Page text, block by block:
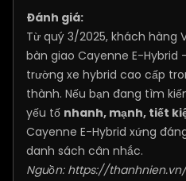
Đánh giá:
Từ quý 3/2025, khách hàng
bàn giao Cayenne E-
trường xe hybrid cao cấp
thành. Nếu bạn đang tìm
yếu tố nhanh, mạnh, tiết
Cayenne E-Hybrid xứng
danh sách cân nhắc.
Nguồn: https://